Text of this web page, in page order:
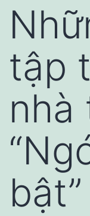
tập
nhà
bật”